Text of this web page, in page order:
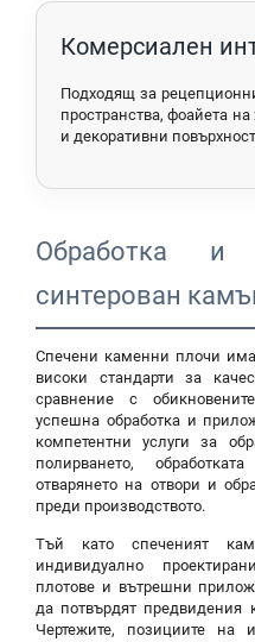
Комерсиален
Подходящ за
пространства, фоайета
и декоративни
Обработка и
синтерован
Спечени каменни плочи
високи стандарти за
сравнение с
успешна обработка и
компетентни услуги за
полирването,
отварянето на отвори и
преди производството.
Тъй като спеченият
индивидуално
плотове и вътрешни
да потвърдят предвидения
Чертежите, позициите на